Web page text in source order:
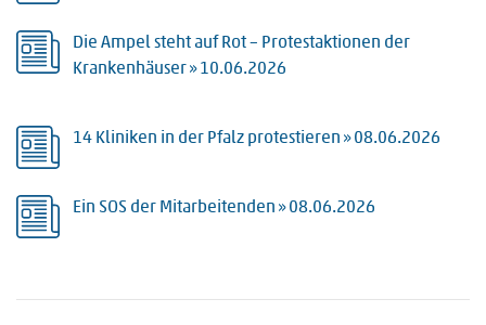
Die Ampel steht auf Rot – Protestaktionen der
Krankenhäuser »10.06.2026
14 Kliniken in der Pfalz protestieren »08.06.2026
Ein SOS der Mitarbeitenden »08.06.2026